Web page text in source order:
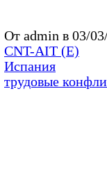
От admin в 03/
CNT-AIT (E)
Испания
трудовые